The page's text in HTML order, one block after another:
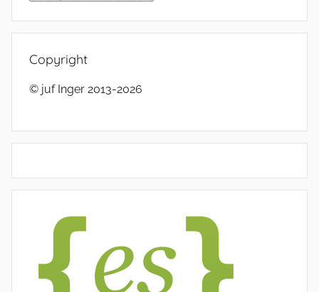
Copyright
© juf Inger 2013-2026